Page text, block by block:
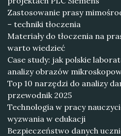
Zastosowanie prasy
– techniki tłoczenia
Materiały do tłoczenia na
warto wiedzieć
Case study: jak polskie
analizy obrazów
Top 10 narzędzi do analizy
przewodnik 2025
Technologia w pracy
wyzwania w edukacji
Bezpieczeństwo danych